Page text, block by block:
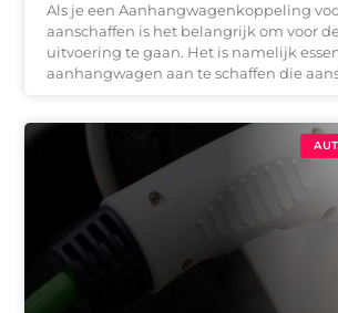
Als je een Aanhangwagenkoppeling
aanschaffen is het belangrijk om voor
uitvoering te gaan. Het is namelijk
aanhangwagen aan te schaffen die